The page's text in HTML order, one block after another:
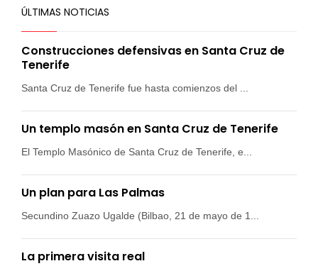
ÚLTIMAS NOTICIAS
Construcciones defensivas en Santa Cruz de
Tenerife
Santa Cruz de Tenerife fue hasta comienzos del ...
Un templo masón en Santa Cruz de Tenerife
El Templo Masónico de Santa Cruz de Tenerife, e...
Un plan para Las Palmas
Secundino Zuazo Ugalde (Bilbao, 21 de mayo de 1...
La primera visita real